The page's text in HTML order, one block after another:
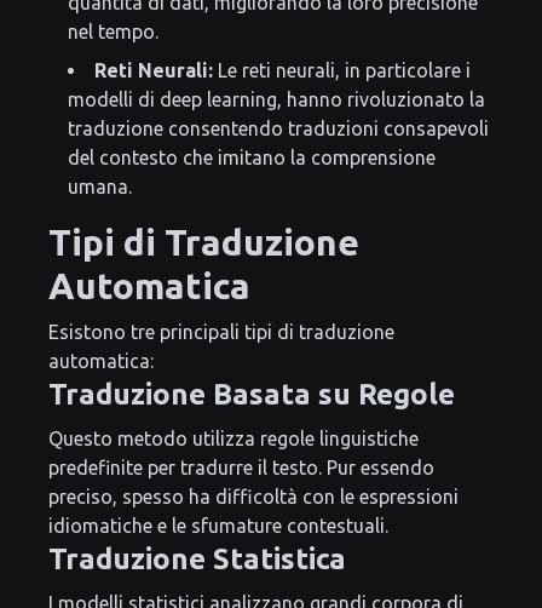
nel tempo.
Reti Neurali: Le reti neurali, in particolare i
modelli di deep learning, hanno rivoluzionato la
traduzione consentendo traduzioni consapevoli
del contesto che imitano la comprensione
umana.
Tipi di Traduzione
Automatica
Esistono tre principali tipi di traduzione
automatica:
Traduzione Basata su Regole
Questo metodo utilizza regole linguistiche
predefinite per tradurre il testo. Pur essendo
preciso, spesso ha difficoltà con le espressioni
idiomatiche e le sfumature contestuali.
Traduzione Statistica
I modelli statistici analizzano grandi corpora di